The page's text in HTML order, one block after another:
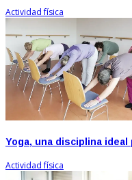
Actividad física
Yoga, una disciplina
Actividad física